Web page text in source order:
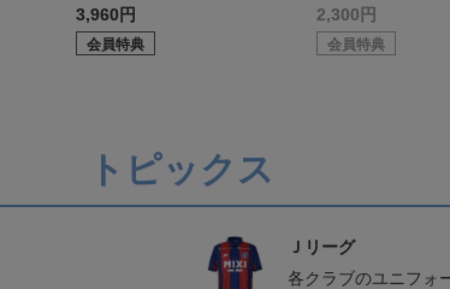
3,960円
会員特典
2,300円
会員特典
トピックス
Ｊリーグ
各クラブのユニフォ